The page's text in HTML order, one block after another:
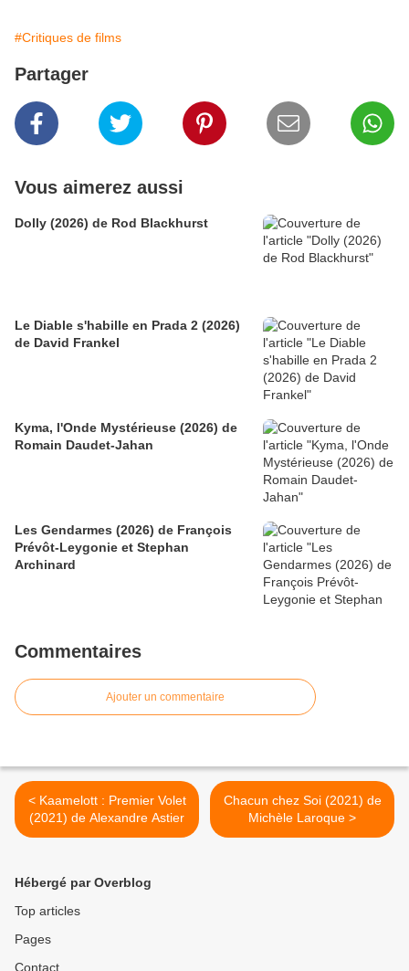
#Critiques de films
Partager
Vous aimerez aussi
Dolly (2026) de Rod Blackhurst
Le Diable s'habille en Prada 2 (2026)
de David Frankel
Kyma, l'Onde Mystérieuse (2026) de
Romain Daudet-Jahan
Les Gendarmes (2026) de François
Prévôt-Leygonie et Stephan
Archinard
Commentaires
Ajouter un commentaire
< Kaamelott : Premier Volet
(2021) de Alexandre Astier
Chacun chez Soi (2021) de
Michèle Laroque >
Hébergé par Overblog
Top articles
Pages
Contact